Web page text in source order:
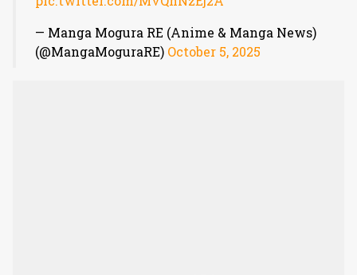
— Manga Mogura RE (Anime & Manga News)
(@MangaMoguraRE) October 5, 2025